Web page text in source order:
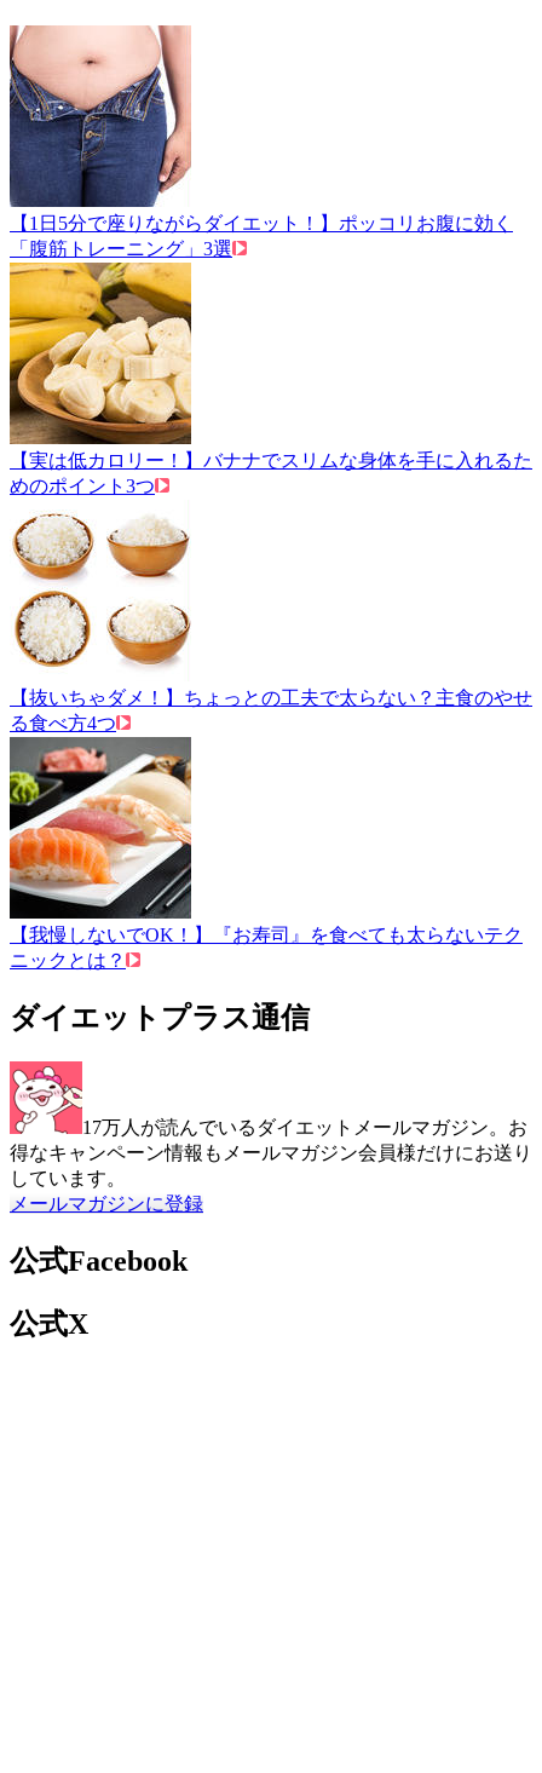
【1日5分で座りながらダイエット！】ポッコリお腹に効く
「腹筋トレーニング」3選
【実は低カロリー！】バナナでスリムな身体を手に入れるた
めのポイント3つ
【抜いちゃダメ！】ちょっとの工夫で太らない？主食のやせ
る食べ方4つ
【我慢しないでOK！】『お寿司』を食べても太らないテク
ニックとは？
ダイエットプラス通信
17万人が読んでいるダイエットメールマガジン。お
得なキャンペーン情報もメールマガジン会員様だけにお送り
しています。
メールマガジンに登録
公式Facebook
公式X